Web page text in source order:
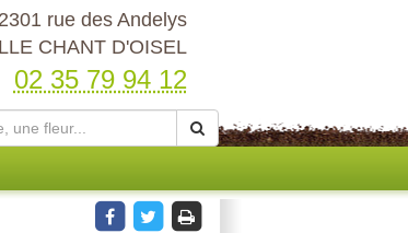
2301 rue des Andelys
CHANT D'OISEL
02 35 79 94 12